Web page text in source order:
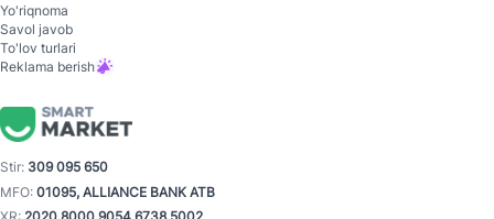
Yo'riqnoma
Savol javob
To'lov turlari
Reklama berish
Stir: 309 095 650
MFO: 01095, ALLIANCE BANK ATB